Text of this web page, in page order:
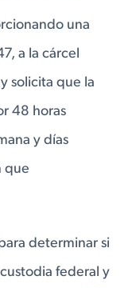
una
a la cárcel
solicita que la
48 horas
y días
que
determinar si
federal y